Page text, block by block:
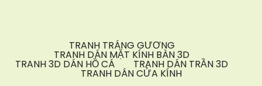
TRANH TRÁNG GƯƠNG
TRANH DÁN MẶT KÍNH BÀN 3D
TRANH 3D DÁN HỒ CÁ TRANH DÁN TRẦN 3D
TRANH DÁN CỬA KÍNH